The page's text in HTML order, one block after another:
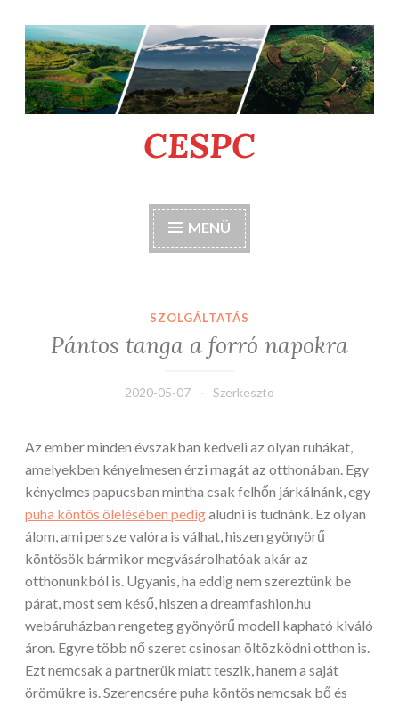
Tartalomhoz
CESPC
MENÜ
SZOLGÁLTATÁS
Pántos tanga a forró napokra
2020-05-07 Szerkeszto
Az ember minden évszakban kedveli az olyan ruhákat,
amelyekben kényelmesen érzi magát az otthonában. Egy
kényelmes papucsban mintha csak felhőn járkálnánk, egy
puha köntös ölelésében pedigaludni is tudnánk. Ez olyan
álom, ami persze valóra is válhat, hiszen gyönyörű
köntösök bármikor megvásárolhatóak akár az
otthonunkból is. Ugyanis, ha eddig nem szereztünk be
párat, most sem késő, hiszen a dreamfashion.hu
webáruházban rengeteg gyönyörű modell kapható kiváló
áron. Egyre több nő szeret csinosan öltözködni otthon is.
Ezt nemcsak a partnerük miatt teszik, hanem a saját
örömükre is. Szerencsére puha köntös nemcsak bő és